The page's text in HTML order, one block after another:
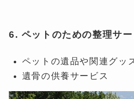
6. ペットのための整理サー
ペットの遺品や関連グッ
遺骨の供養サービス